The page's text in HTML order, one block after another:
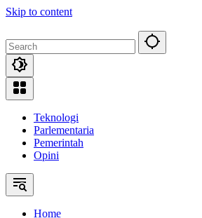
Skip to content
Teknologi
Parlementaria
Pemerintah
Opini
Home